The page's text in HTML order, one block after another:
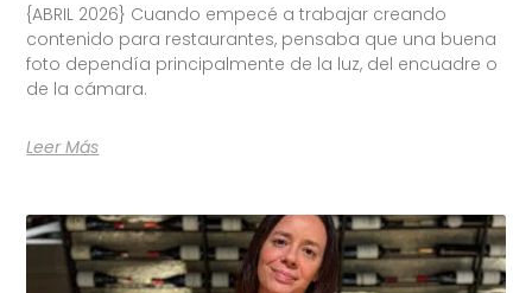
{ABRIL 2026} Cuando empecé a trabajar creando
contenido para restaurantes, pensaba que una buena
foto dependía principalmente de la luz, del encuadre o
de la cámara.
Leer Más